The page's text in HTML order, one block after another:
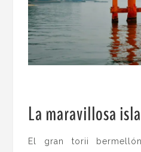
La maravillosa
El gran torii